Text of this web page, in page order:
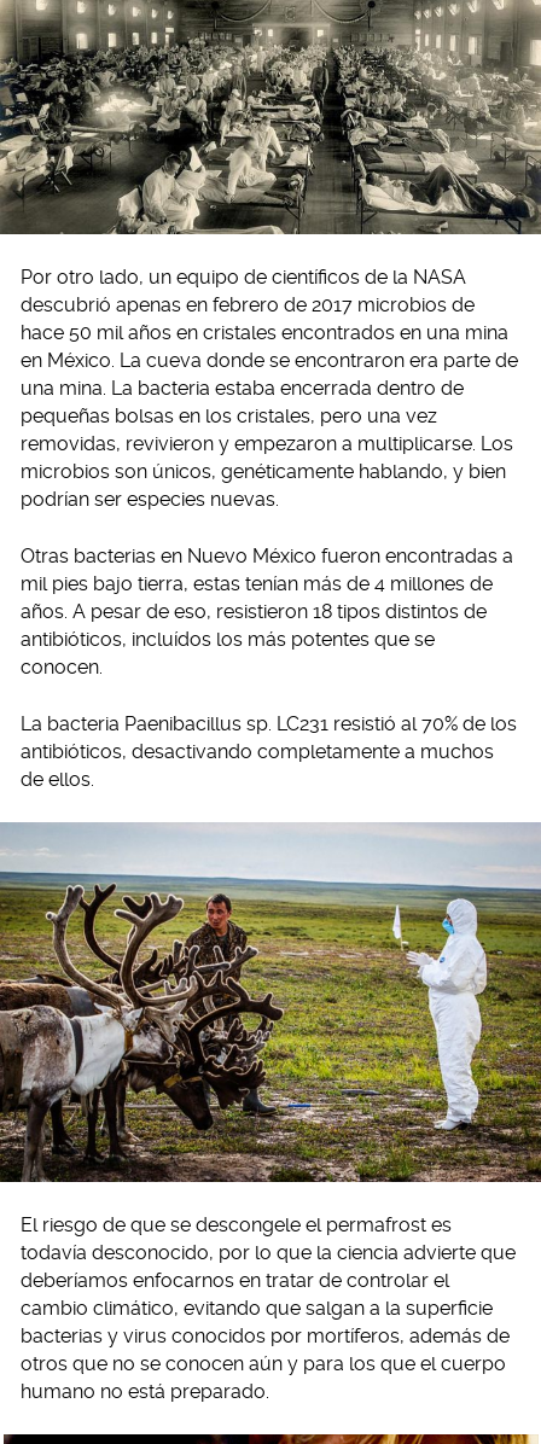
Por otro lado, un equipo de científicos de la NASA
descubrió apenas en febrero de 2017 microbios de
hace 50 mil años en cristales encontrados en una mina
en México. La cueva donde se encontraron era parte de
una mina. La bacteria estaba encerrada dentro de
pequeñas bolsas en los cristales, pero una vez
removidas, revivieron y empezaron a multiplicarse. Los
microbios son únicos, genéticamente hablando, y bien
podrían ser especies nuevas.
Otras bacterias en Nuevo México fueron encontradas a
mil pies bajo tierra, estas tenían más de 4 millones de
años. A pesar de eso, resistieron 18 tipos distintos de
antibióticos, incluídos los más potentes que se
conocen.
La bacteria Paenibacillus sp. LC231 resistió al 70% de los
antibióticos, desactivando completamente a muchos
de ellos.
El riesgo de que se descongele el permafrost es
todavía desconocido, por lo que la ciencia advierte que
deberíamos enfocarnos en tratar de controlar el
cambio climático, evitando que salgan a la superficie
bacterias y virus conocidos por mortíferos, además de
otros que no se conocen aún y para los que el cuerpo
humano no está preparado.